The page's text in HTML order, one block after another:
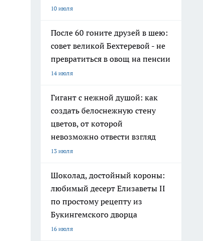
10 июля
После 60 гоните друзей в шею:
совет великой Бехтеревой - не
превратиться в овощ на пенсии
14 июля
Гигант с нежной душой: как
создать белоснежную стену
цветов, от которой
невозможно отвести взгляд
13 июля
Шоколад, достойный короны:
любимый десерт Елизаветы II
по простому рецепту из
Букингемского дворца
16 июля